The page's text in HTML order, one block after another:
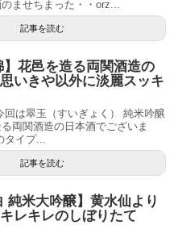
ませちまった・・orz...
記事を読む
】花邑を造る両関酒造の
いきや以外に淡麗スッキ
回は翠玉（すいぎょく） 純米吟醸
両関酒造の日本酒でございま
タイプ...
記事を読む
純米大吟醸】黄水仙より
レキレのしぼりたて